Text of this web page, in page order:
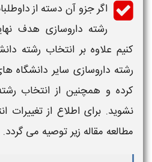
اگر جزو آن دسته از
رشته داروسازی هدف
کنیم علاوه بر انتخاب رشته
رشته داروسازی سایر دانشگاه
کرده و همچنین از انتخاب
نشوید. برای اطلاع از تغییرات
مطالعه مقاله زیر توصیه می گردد.